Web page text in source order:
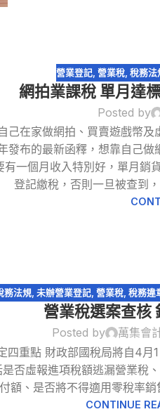
營業登記 ,營業稅 ,稅務法
網拍業課稅 單月達
Posted by
己在家做網拍、買賣遊戲幣
發布的最新函釋，想靠自己做
有一個月收入特別好，單月銷
登記繳稅，否則一旦被查到
務法規 ,未辦營業登記 ,營業稅 ,稅務違
營業稅選案查核
Posted by
萬集會
四重點 財政部國稅局將自4月
否虛報進項稅額逃漏營業稅
額、是否將不得適用零稅率
CONTINUE